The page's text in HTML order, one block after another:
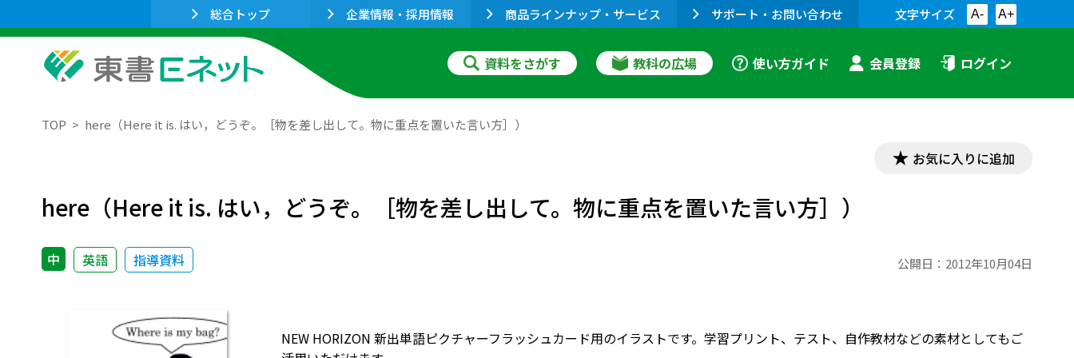
総合トップ 企業情報・採用情報 商品ラインナップ・サービス サポート・お問い合わせ 文字サイズ A- A+
資料をさがす 教科の広場 使い方ガイド 会員登録 ログイン
TOP here（Here it is. はい，どうぞ。［物を差し出して。物に重点を置いた言い方］）
お気に入りに追加
here（Here it is. はい，どうぞ。［物を差し出して。物に重点を置いた言い方］）
中 英語 指導資料 公開日： 2012年10月04日
NEW HORIZON 新出単語ピクチャーフラッシュカード用のイラストです。学習プリント、テスト、自作教材などの素材としてもご